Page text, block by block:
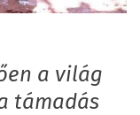
a világ
támadás